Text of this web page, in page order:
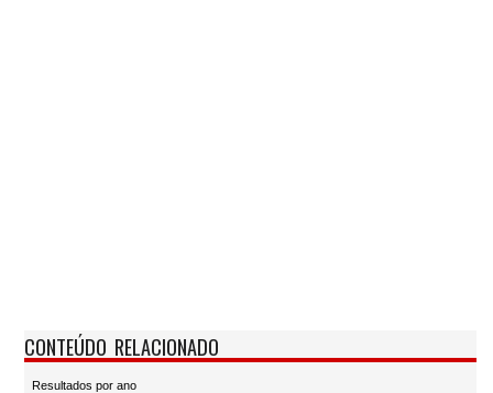
CONTEÚDO RELACIONADO
Resultados por ano